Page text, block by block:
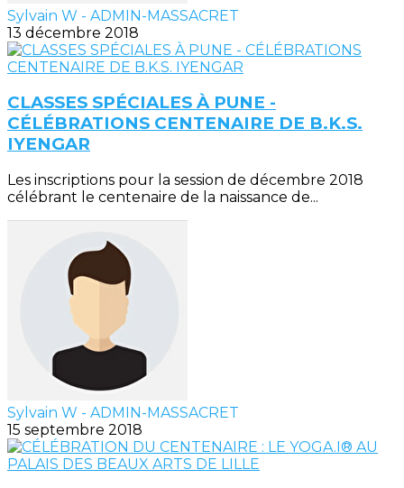
Sylvain W - ADMIN-MASSACRET
13 décembre 2018
CLASSES SPÉCIALES À PUNE -
CÉLÉBRATIONS CENTENAIRE DE B.K.S.
IYENGAR
Les inscriptions pour la session de décembre 2018
célébrant le centenaire de la naissance de...
Sylvain W - ADMIN-MASSACRET
15 septembre 2018